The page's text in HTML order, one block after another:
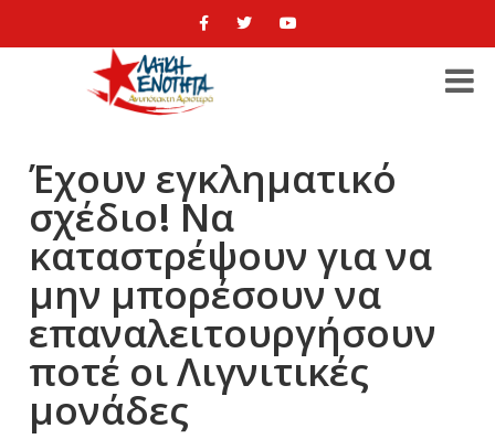
Έχουν εγκληματικό
σχέδιο! Να
καταστρέψουν για να
μην μπορέσουν να
επαναλειτουργήσουν
ποτέ οι Λιγνιτικές
μονάδες